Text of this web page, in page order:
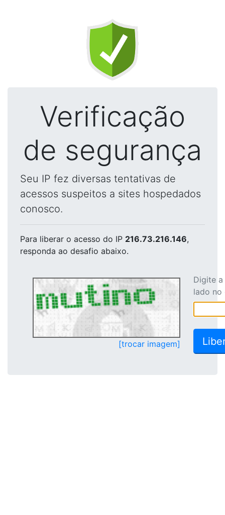
Verificação
de segurança
Seu IP fez diversas tentativas de
acessos suspeitos a sites hospedados
conosco.
Para liberar o acesso do IP 216.73.216.146,
responda ao desafio abaixo.
[trocar imagem]
Digite
lado no